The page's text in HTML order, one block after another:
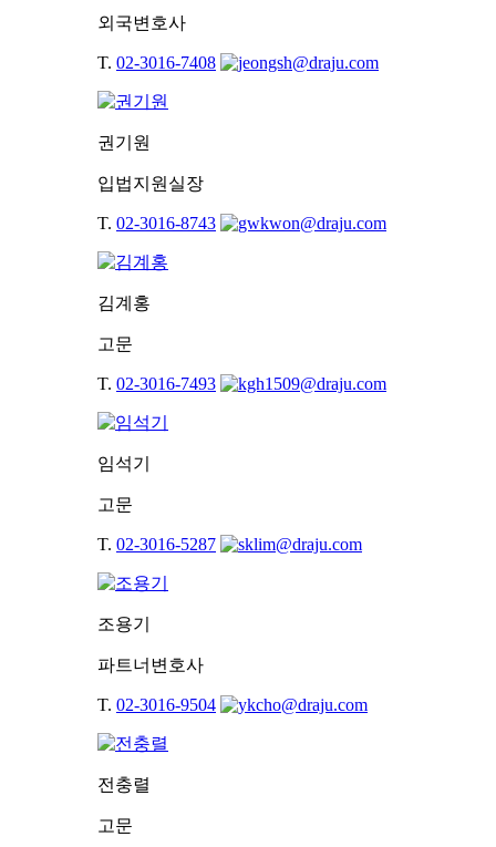
외국변호사
T. 02-3016-7408
권기원
입법지원실장
T. 02-3016-8743
김계홍
고문
T. 02-3016-7493
임석기
고문
T. 02-3016-5287
조용기
파트너변호사
T. 02-3016-9504
전충렬
고문